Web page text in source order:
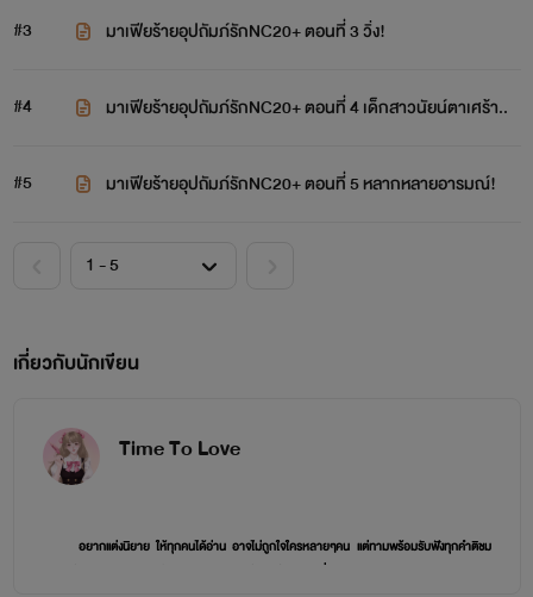
#3
มาเฟียร้ายอุปถัมภ์รักNC20+ ตอนที่ 3 วิ่ง!
#4 มาเฟียร้ายอุปถัมภ์รักNC20+ ตอนที่ 4 เด็กสาวนัยน์ตาเศร้า..
#5 มาเฟียร้ายอุปถัมภ์รักNC20+ ตอนที่ 5 หลากหลายอารมณ์!
เกี่ยวกับนักเขียน
Time To Love
อยากแต่งนิยาย ให้ทุกคนได้อ่าน อาจไม่ถูกใจใครหลายๆคน แต่ทามพร้อมรับฟังทุกคำติชม
จากผู้อ่านทุกคนนะคะ และนำไปปรับปรุง ทามแต่งด้วยใจ อาจจะหื่นตาม